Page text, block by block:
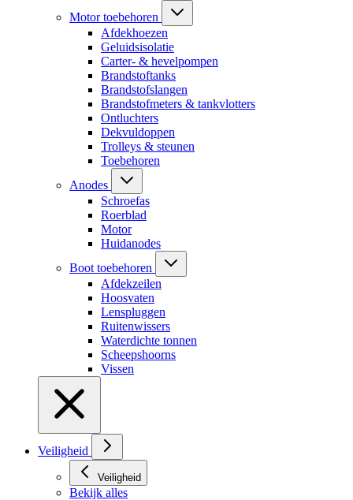
Motor toebehoren
Afdekhoezen
Geluidsisolatie
Carter- & hevelpompen
Brandstoftanks
Brandstofslangen
Brandstofmeters & tankvlotters
Ontluchters
Dekvuldoppen
Trolleys & steunen
Toebehoren
Anodes
Schroefas
Roerblad
Motor
Huidanodes
Boot toebehoren
Afdekzeilen
Hoosvaten
Lenspluggen
Ruitenwissers
Waterdichte tonnen
Scheepshoorns
Vissen
Veiligheid
Veiligheid
Bekijk alles